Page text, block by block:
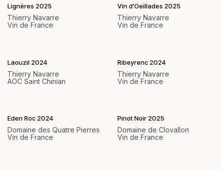
Lignères 2025
Thierry Navarre
Vin de France
Vin d'Oeillades 2025
Thierry Navarre
Vin de France
Laouzil 2024
Thierry Navarre
AOC Saint Chinian
Ribeyrenc 2024
Thierry Navarre
Vin de France
Eden Roc 2024
Domaine des Quatre Pierres
Vin de France
Pinot Noir 2025
Domaine de Clovallon
Vin de France